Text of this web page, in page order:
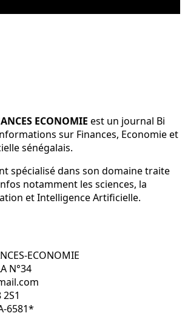
ECONOMIE est un journal Bi
sur Finances, Economie et
sénégalais.
spécialisé dans son domaine traite
notamment les sciences, la
et Intelligence Artificielle.
ECONOMIE
N°34
6581*